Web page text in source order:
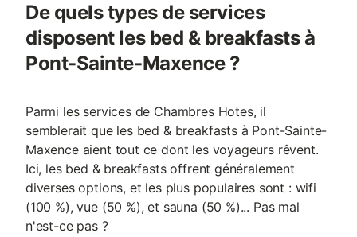
De quels types de services
disposent les bed & breakfasts à
Pont-Sainte-Maxence ?
Parmi les services de Chambres Hotes, il
semblerait que les bed & breakfasts à Pont-Sainte-
Maxence aient tout ce dont les voyageurs rêvent.
Ici, les bed & breakfasts offrent généralement
diverses options, et les plus populaires sont : wifi
(100 %), vue (50 %), et sauna (50 %)... Pas mal
n'est-ce pas ?